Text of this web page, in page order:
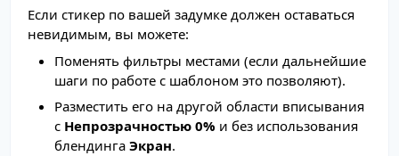
Если стикер по вашей задумке должен оставаться
невидимым, вы можете:
Поменять фильтры местами (если дальнейшие
шаги по работе с шаблоном это позволяют).
Разместить его на другой области вписывания
с Непрозрачностью 0% и без использования
блендинга Экран.